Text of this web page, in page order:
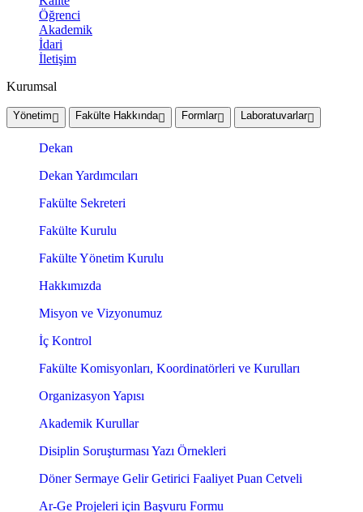
Öğrenci
Akademik
İdari
İletişim
Kurumsal
Yönetim Fakülte Hakkında Formlar Laboratuvarlar
Dekan
Dekan Yardımcıları
Fakülte Sekreteri
Fakülte Kurulu
Fakülte Yönetim Kurulu
Hakkımızda
Misyon ve Vizyonumuz
İç Kontrol
Fakülte Komisyonları, Koordinatörleri ve Kurulları
Organizasyon Yapısı
Akademik Kurullar
Disiplin Soruşturması Yazı Örnekleri
Döner Sermaye Gelir Getirici Faaliyet Puan Cetveli
Ar-Ge Projeleri için Başvuru Formu